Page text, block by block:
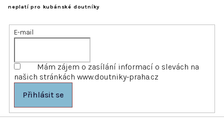
neplatí pro kubánské doutníky
E-mail
Mám zájem o zasílání informací o slevách na
našich stránkách www.doutniky-praha.cz
Přihlásit se